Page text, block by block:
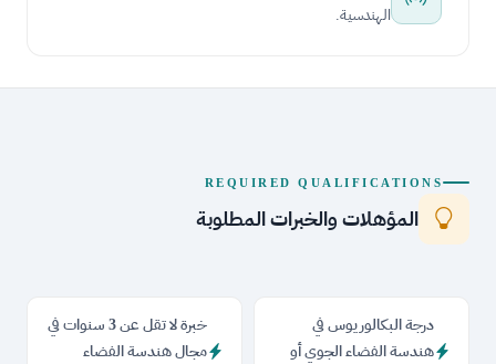
الهندسية.
REQUIRED QUALIFICATIONS
المؤهلات والخبرات المطلوبة
درجة البكالوريوس في
هندسة الفضاء الجوي أو
خبرة لا تقل عن 3 سنوات في
مجال هندسة الفضاء